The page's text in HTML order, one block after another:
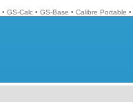
• GS-Calc • GS-Base • Calibre Portable •